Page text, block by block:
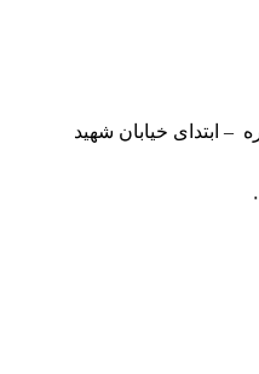
– ابتدای خیابان شهید